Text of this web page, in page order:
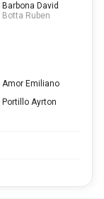
Barbona David
Botta Ruben
Amor Emiliano
Portillo Ayrton